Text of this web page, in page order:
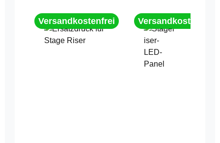
Versandkostenfrei Versandkostenfrei